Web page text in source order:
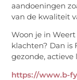
aandoeningen
van de kwaliteit
Woon je in
klachten? Dan is
gezonde, actieve
https://www.b-